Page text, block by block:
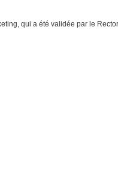
qui a été validée par le